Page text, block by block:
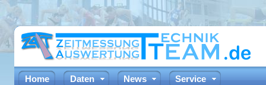
Home Daten News Service